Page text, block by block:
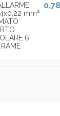
mm²
6